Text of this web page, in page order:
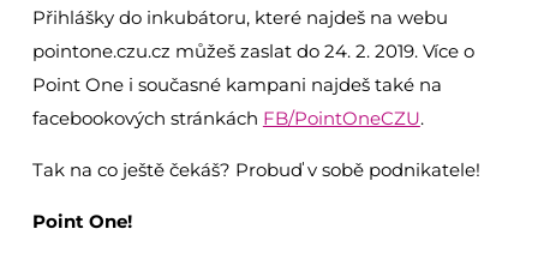
Přihlášky do inkubátoru, které najdeš na webu
pointone.czu.cz můžeš zaslat do 24. 2. 2019. Více o
Point One i současné kampani najdeš také na
facebookových stránkách FB/PointOneCZU.
Tak na co ještě čekáš? Probuď v sobě podnikatele!
Point One!